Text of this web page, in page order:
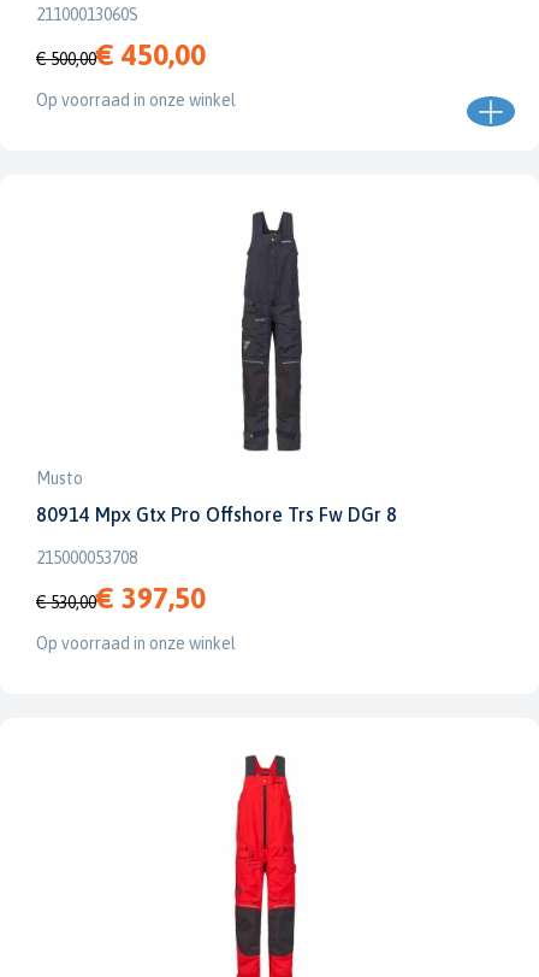
21100013060S
€ 500,00€ 450,00
Op voorraad in onze winkel
Musto
80914 Mpx Gtx Pro Offshore Trs Fw DGr 8
215000053708
€ 530,00€ 397,50
Op voorraad in onze winkel